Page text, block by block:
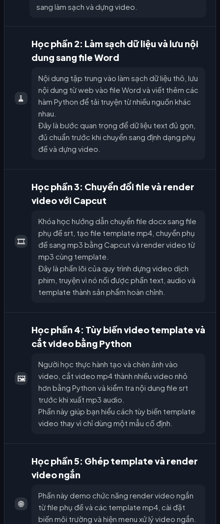
sang làm sạch và dựng video.
🧹
Học phần 2: Làm sạch dữ liệu và lưu nội
dung sang file Word
Nội dung tập trung vào làm sạch dữ liệu thô, lưu
nội dung từ web vào file Word và viết thêm các
hàm Python để tải truyện từ nhiều nguồn khác
nhau.
Đây là bước quan trọng để dữ liệu text đủ gọn,
đủ chuẩn trước khi chuyển sang định dạng phụ
đề và dựng video.
🎞️
Học phần 3: Chuyển đổi file và render
video với Capcut
Khóa học hướng dẫn chuyển file docx sang file
phụ đề srt, tạo file template mp4, chuyển phụ
đề sang mp3 bằng Capcut và render video từ
mp3 cùng template.
Đây là phần lõi của quy trình dựng video dịch
phim, truyện vì nó nối được phần text, audio và
template thành sản phẩm hoàn chỉnh.
🖼️
Học phần 4: Tùy biến video template và
cắt video bằng Python
Người học thực hành tạo và chèn ảnh vào
video, cắt video mp4 thành nhiều video nhỏ
hơn bằng Python và kiểm tra nội dung file srt
trước khi xuất mp3 audio.
Phần này giúp bạn hiểu cách tùy biến template
video thay vì chỉ dùng một mẫu cố định.
🌐
Học phần 5: Ghép template và render
video ngắn
Phần này demo chức năng render video ngắn
từ file phụ đề và các template mp4, cài đặt
biến môi trường và hiện menu xử lý video ngắn.